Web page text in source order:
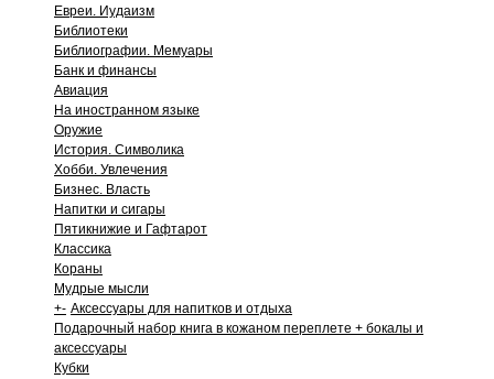
Евреи. Иудаизм
Библиотеки
Библиографии. Мемуары
Банк и финансы
Авиация
На иностранном языке
Оружие
История. Символика
Хобби. Увлечения
Бизнес. Власть
Напитки и сигары
Пятикнижие и Гафтарот
Классика
Кораны
Мудрые мысли
+- Аксессуары для напитков и отдыха
Подарочный набор книга в кожаном переплете + бокалы и
аксессуары
Кубки